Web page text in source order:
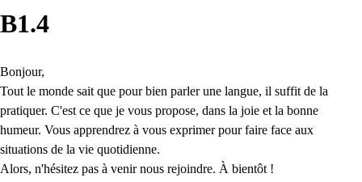
B1.4
Bonjour,
Tout le monde sait que pour bien parler une langue, il suffit de la
pratiquer. C'est ce que je vous propose, dans la joie et la bonne
humeur. Vous apprendrez à vous exprimer pour faire face aux
situations de la vie quotidienne.
Alors, n'hésitez pas à venir nous rejoindre. À bientôt !